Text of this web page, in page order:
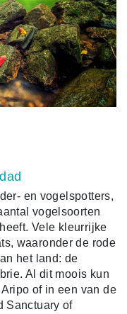
en vogelspotters,
vogelsoorten
Vele kleurrijke
waaronder de rode
het land: de
Al dit moois kun
of in een van de
Sanctuary of